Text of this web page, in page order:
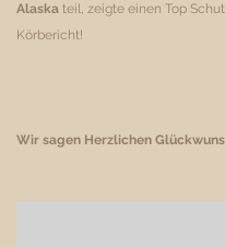
Alaska teil, zeigte einen Top
Körbericht!
Wir sagen Herzlichen